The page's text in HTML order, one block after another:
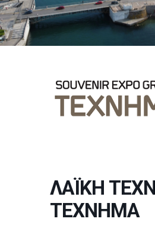
ΛΑΪΚΗ
ΤΕΧΝΗΜΑ